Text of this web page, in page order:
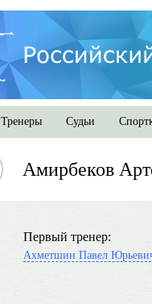
Тренеры Судьи
Амирбеков
Первый тренер:
Ахметшин Павел